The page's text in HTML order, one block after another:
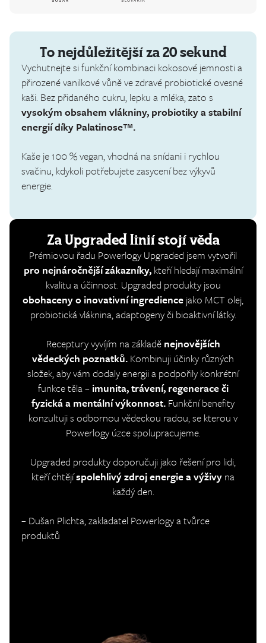
To nejdůležitější za 20 sekund
Vychutnejte si funkční kombinaci kokosové jemnosti a
přirozené vanilkové vůně ve zdravé probiotické ovesné
kaši. Bez přidaného cukru, lepku a mléka, zato s
vysokým obsahem vlákniny, probiotiky a stabilní
energií díky Palatinose™.
Kaše je 100 % vegan, vhodná na snídani i rychlou
svačinu, kdykoli potřebujete zasycení bez výkyvů
energie.
Za Upgraded linií stojí věda
Prémiovou řadu Powerlogy Upgraded jsem vytvořil
pro nejnáročnější zákazníky,kteří hledají maximální
kvalitu a účinnost. Upgraded produkty jsou
obohaceny o inovativní ingredience jako MCT olej,
probiotická vláknina, adaptogeny či bioaktivní látky.
Receptury vyvíjím na základě nejnovějších
vědeckých poznatků. Kombinuji účinky různých
složek, aby vám dodaly energii a podpořily konkrétní
funkce těla – imunita, trávení, regenerace či
fyzická a mentální výkonnost. Funkční benefity
konzultuji s odbornou vědeckou radou, se kterou v
Powerlogy úzce spolupracujeme.
Upgraded produkty doporučuji jako řešení pro lidi,
kteří chtějíspolehlivý zdroj energie a výživy na
každý den.
– Dušan Plichta, zakladatel Powerlogy a tvůrce
produktů